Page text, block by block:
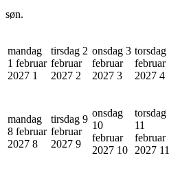
søn.
mandag
1 februar
2027 1
tirsdag 2
februar
2027 2
onsdag 3
februar
2027 3
torsdag
februar
2027 4
mandag
8 februar
2027 8
tirsdag 9
februar
2027 9
onsdag
10
februar
2027 10
torsdag
11
februar
2027 11